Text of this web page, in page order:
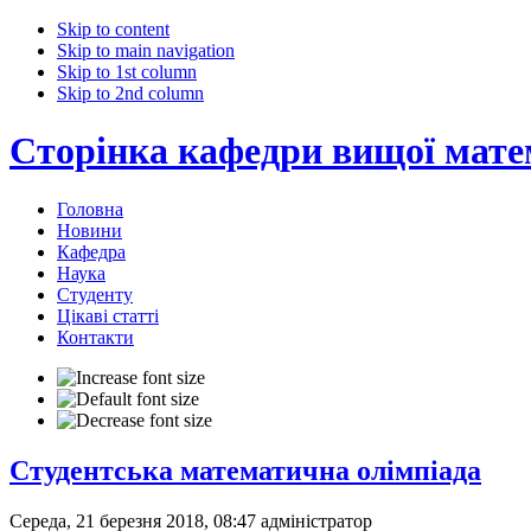
Skip to content
Skip to main navigation
Skip to 1st column
Skip to 2nd column
Сторінка кафедри вищої
Головна
Новини
Кафедра
Наука
Студенту
Цікаві статті
Контакти
Студентська математична олімпіада
Середа, 21 березня 2018, 08:47 адміністратор